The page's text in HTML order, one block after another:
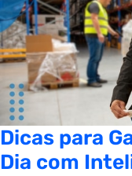
Dicas para
Dia com